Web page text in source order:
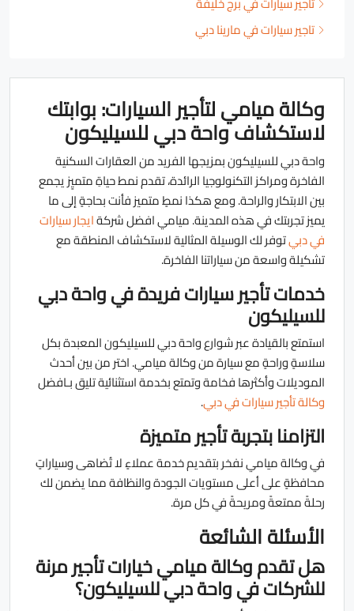
تاجير سيارات في مارينا دبي
وكالة ميامي لتأجير السيارات: بوابتك
لاستكشاف واحة دبي للسيليكون
واحة دبي للسيليكون بمزيجها الفريد من العقارات السكنية
الفاخرة ومراكز التكنولوجيا الرائدة، تقدم نمط حياةِ متميٍز يجمع
بين الابتكار والراحة. ومع هكذا نمطٍ متميز فأنت بحاجةٍ إلى ما
يميز تجربتك في هذه المدينة. ميامي افضل شركةايجار سيارات
في دبيتوفر لك الوسيلة المثالية لاستكشاف المنطقة مع
تشكيلة واسعة من سياراتنا الفاخرة.
خدمات تأجير سيارات فريدة في واحة دبي
للسيليكون
استمتع بالقيادة عبر شوارع واحة دبي للسيليكون المعبدة بكل
سلاسةٍ وراحةٍ مع سيارة من وكالة ميامي. اختر من بين أحدث
الموديلات وأكثرها فخامة وتمتع بخدمة استثنائية تليق بـافضل
وكالة تأجير سيارات في دبي.
التزامنا بتجربة تأجير متميزة
في وكالة ميامي نفخر بتقديم خدمة عملاءٍ لا تُضاهى وسياراتٍ
محافظةٍ على أعلى مستويات الجودة والنظافة مما يضمن لك
رحلةً ممتعةً ومريحةً في كل مرة.
الأسئلة الشائعة
هل تقدم وكالة ميامي خيارات تأجير مرنة
للشركات في واحة دبي للسيليكون؟